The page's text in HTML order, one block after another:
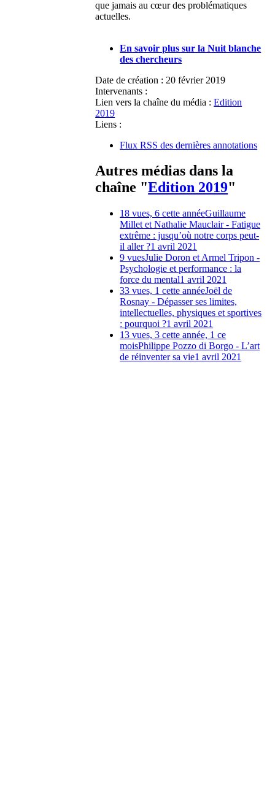
que jamais au cœur des problématiques
actuelles.
En savoir plus sur la Nuit blanche
des chercheurs
Date de création : 20 février 2019
Intervenants :
Lien vers la chaîne du média : Edition
2019
Liens :
Flux RSS des dernières annotations
Autres médias dans la
chaîne "Edition 2019"
18 vues, 6 cette annéeGuillaume
Millet et Nathalie Mauclair - Fatigue
extrême : jusqu’où notre corps peut-
il aller ?1 avril 2021
9 vuesJulie Doron et Armel Tripon -
Psychologie et performance : la
force du mental1 avril 2021
33 vues, 1 cette annéeJoël de
Rosnay - Dépasser ses limites,
intellectuelles, physiques et sportives
: pourquoi ?1 avril 2021
13 vues, 3 cette année, 1 ce
moisPhilippe Pozzo di Borgo - L’art
de réinventer sa vie1 avril 2021